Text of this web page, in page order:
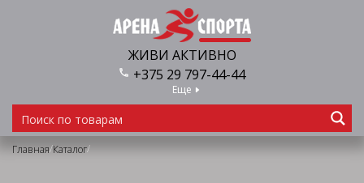
ЖИВИ АКТИВНО
+375 29 797-44-44
Еще
Главная/Каталог/